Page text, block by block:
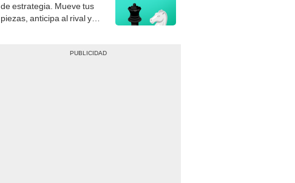
de estrategia. Mueve tus
piezas, anticipa al rival y